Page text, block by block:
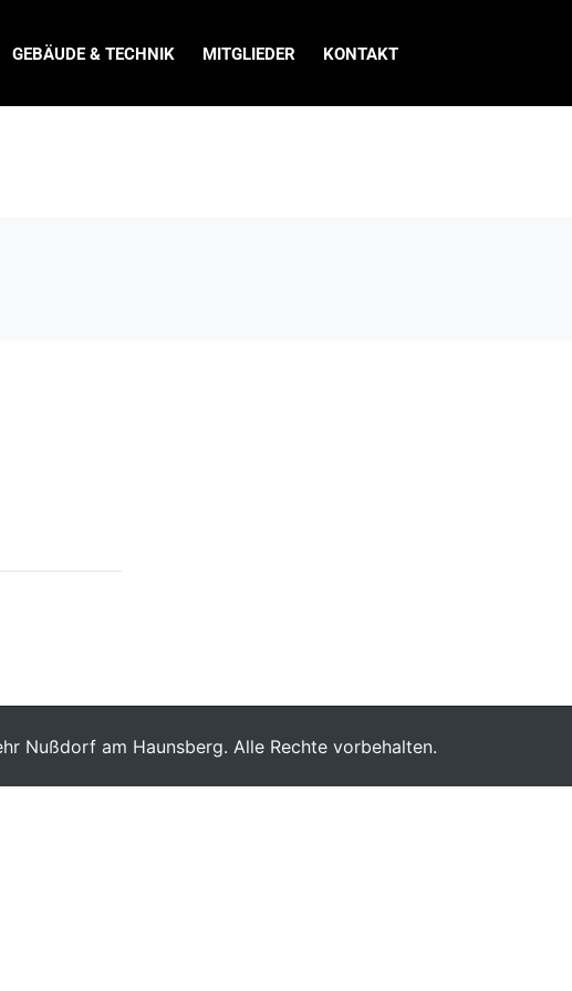
GEBÄUDE & TECHNIK MITGLIEDER KONTAKT
Nußdorf am Haunsberg. Alle Rechte vorbehalten.